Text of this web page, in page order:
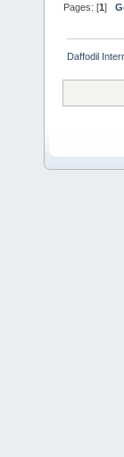
Pages: [1]
Daffodil